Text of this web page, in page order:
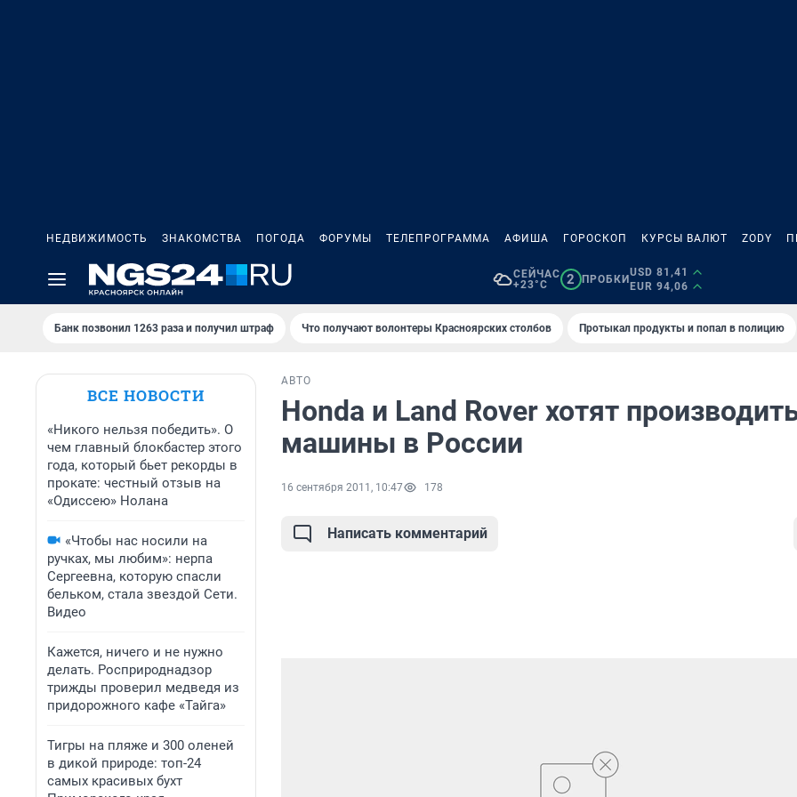
НЕДВИЖИМОСТЬ ЗНАКОМСТВА ПОГОДА ФОРУМЫ ТЕЛЕПРОГРАММА АФИША ГОРОСКОП КУРСЫ ВАЛЮТ ZODY
СЕЙЧАС
+23°C
2 ПРОБКИ
USD 81,41
EUR 94,06
Банк позвонил 1263 раза и получил штраф Что получают волонтеры Красноярских столбов Протыкал продукты и попал в полицию
ВСЕ НОВОСТИ
«Никого нельзя победить». О
чем главный блокбастер этого
года, который бьет рекорды в
прокате: честный отзыв на
«Одиссею» Нолана
«Чтобы нас носили на
ручках, мы любим»: нерпа
Сергеевна, которую спасли
бельком, стала звездой Сети.
Видео
Кажется, ничего и не нужно
делать. Росприроднадзор
трижды проверил медведя из
придорожного кафе «Тайга»
Тигры на пляже и 300 оленей
в дикой природе: топ-24
самых красивых бухт
АВТО
Honda и Land Rover хотят
машины в России
16 сентября 2011, 10:47 178
Написать комментарий